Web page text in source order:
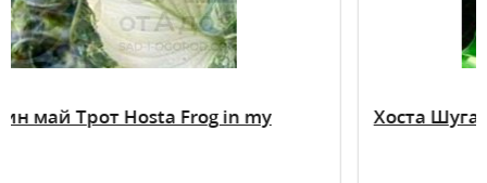
my Хоста Шуга энд Спайс Hosta Sugar